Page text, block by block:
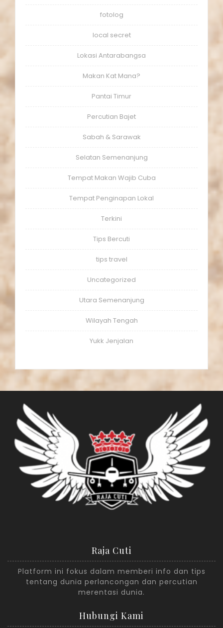
fotolog
local secret
Lokasi Antarabangsa
Makan Kat Mana?
Pantai Timur
Percutian Bajet
Sabah & Sarawak
Selatan Semenanjung
Tempat Makan Wajib Cuba
Tempat Penginapan Lokal
Terkini
Tips Bercuti
tips travel
Uncategorized
Utara Semenanjung
Wilayah Tengah
Yukk Jenjalan
Raja Cuti
Platform ini fokus dalam memberi info dan tips
tentang dunia perlancongan dan percutian
merentasi dunia.
Hubungi Kami